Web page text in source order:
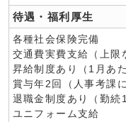
待遇・福利厚生
各種社会保険完備
交通費実費支給（上限
昇給制度あり（1月あ
賞与年2回（人事考課に
退職金制度あり（勤続
ユニフォーム支給